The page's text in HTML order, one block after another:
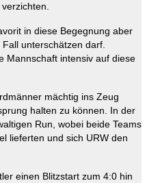
in diese Begegnung aber
unterschätzen darf.
Mannschaft intensiv auf diese
mächtig ins Zeug
halten zu können. In der
Run, wobei beide Teams
lieferten und sich URW den
einen Blitzstart zum 4:0 hin